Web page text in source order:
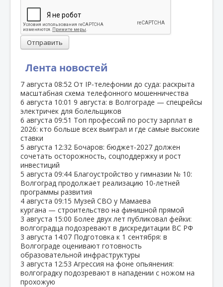
Лента новостей
7 августа 08:52 От IP‑телефонии до суда: раскрыта
масштабная схема телефонного мошенничества
6 августа 10:01 9 августа: в Волгограде — спецрейсы
электричек для болельщиков
6 августа 09:51 Топ профессий по росту зарплат в
2026: кто больше всех выиграл и где самые высокие
ставки
5 августа 12:32 Бочаров: бюджет‑2027 должен
сочетать осторожность, соцподдержку и рост
инвестиций
5 августа 09:44 Благоустройство у гимназии № 10:
Волгоград продолжает реализацию 10‑летней
программы развития
4 августа 09:15 Музей СВО у Мамаева
кургана — строительство на финишной прямой
3 августа 15:00 Более двух лет публиковал фейки:
волгоградца подозревают в дискредитации ВС РФ
3 августа 14:07 Подготовка к 1 сентября: в
Волгограде оценивают готовность
образовательной инфраструктуры
3 августа 12:53 Агрессия на фоне опьянения:
волгоградку подозревают в нападении с ножом на
прохожую
Отправить